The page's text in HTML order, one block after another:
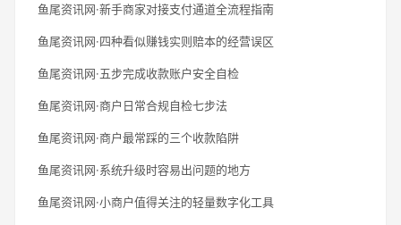
鱼尾资讯网·新手商家对接支付通道全流程指南
鱼尾资讯网·四种看似赚钱实则赔本的经营误区
鱼尾资讯网·五步完成收款账户安全自检
鱼尾资讯网·商户日常合规自检七步法
鱼尾资讯网·商户最常踩的三个收款陷阱
鱼尾资讯网·系统升级时容易出问题的地方
鱼尾资讯网·小商户值得关注的轻量数字化工具